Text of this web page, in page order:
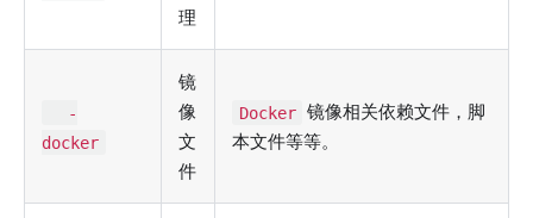
理
-
docker
镜
像
文
件
Docker 镜像相关依赖文件，脚
本文件等等。